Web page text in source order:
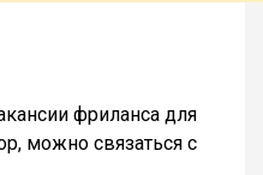
фриланса для
можно связаться с